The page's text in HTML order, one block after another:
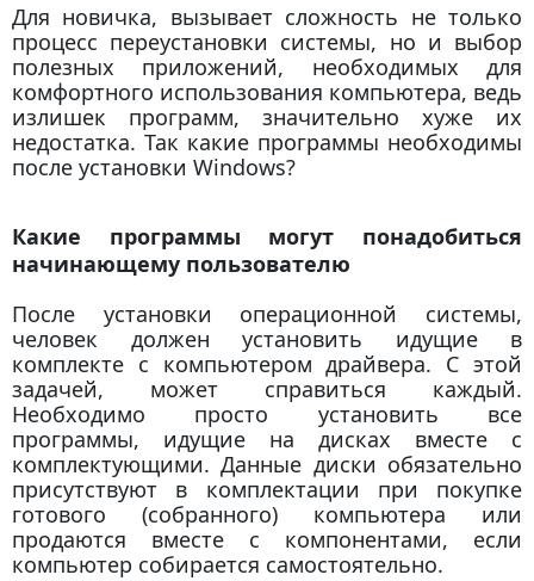
Для новичка, вызывает сложность не только
процесс переустановки системы, но и выбор
полезных приложений, необходимых для
комфортного использования компьютера, ведь
излишек программ, значительно хуже их
недостатка. Так какие программы необходимы
после установки Windows?
Какие программы могут понадобиться
начинающему пользователю
После установки операционной системы,
человек должен установить идущие в
комплекте с компьютером драйвера. С этой
задачей, может справиться каждый.
Необходимо просто установить все
программы, идущие на дисках вместе с
комплектующими. Данные диски обязательно
присутствуют в комплектации при покупке
готового (собранного) компьютера или
продаются вместе с компонентами, если
компьютер собирается самостоятельно.